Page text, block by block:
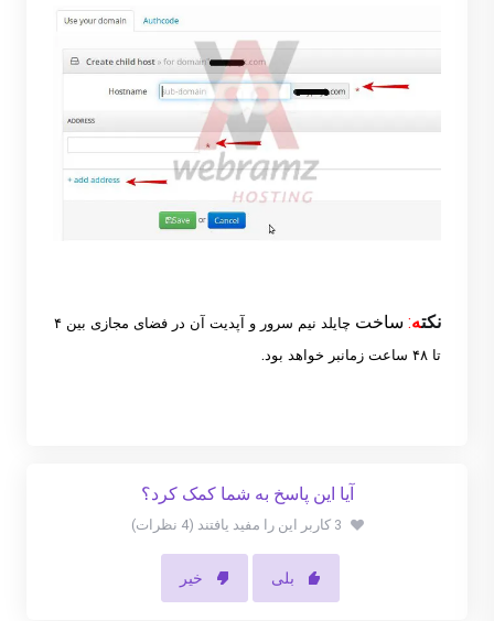
نکته:‌ ساخت
چایلد نیم سرور و آپدیت آن در فضای مجازی بین ۴
تا ۴۸ ساعت زمانبر خواهد بود
.
آیا این پاسخ به شما کمک کرد؟
3 کاربر این را مفید یافتند (4 نظرات)
بلی خیر